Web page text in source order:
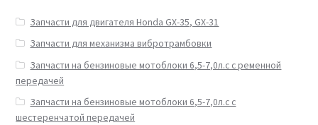
Запчасти для двигателя Honda GX-35, GX-31
Запчасти для механизма вибротрамбовки
Запчасти на бензиновые мотоблоки 6,5-7,0л.с с ременной
передачей
Запчасти на бензиновые мотоблоки 6,5-7,0л.с с
шестеренчатой передачей